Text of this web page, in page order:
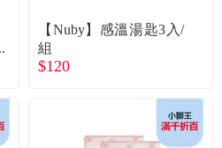
【Nuby】感溫湯匙3入/
組
$120